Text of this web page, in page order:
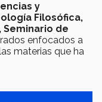
y
Filosófica,
Seminario de
enfocados a
materias que ha